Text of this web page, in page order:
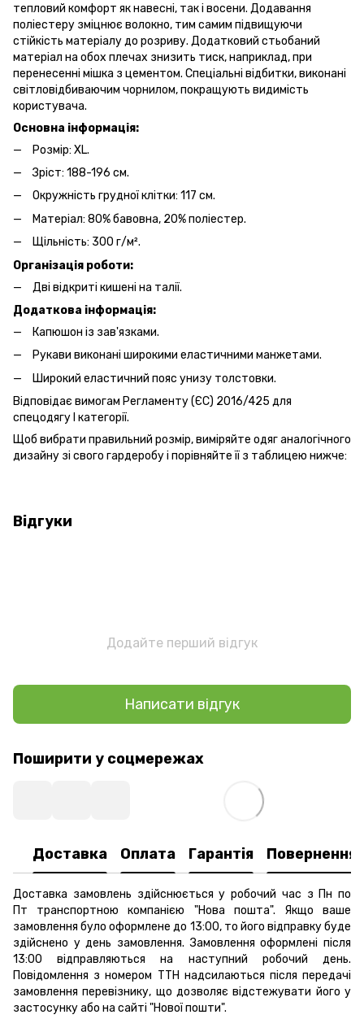
тепловий комфорт як навесні, так і восени. Додавання
поліестеру зміцнює волокно, тим самим підвищуючи
стійкість матеріалу до розриву. Додатковий стьобаний
матеріал на обох плечах знизить тиск, наприклад, при
перенесенні мішка з цементом. Спеціальні відбитки, виконані
світловідбиваючим чорнилом, покращують видимість
користувача.
Основна інформація:
Розмір: XL.
Зріст: 188-196 см.
Окружність грудної клітки: 117 см.
Матеріал: 80% бавовна, 20% поліестер.
Щільність: 300 г/м².
Організація роботи:
Дві відкриті кишені на талії.
Додаткова інформація:
Капюшон із зав'язками.
Рукави виконані широкими еластичними манжетами.
Широкий еластичний пояс унизу толстовки.
Відповідає вимогам Регламенту (ЄС) 2016/425 для
спецодягу І категорії.
Щоб вибрати правильний розмір, виміряйте одяг аналогічного
дизайну зі свого гардеробу і порівняйте її з таблицею нижче:
Відгуки
Додайте перший відгук
Написати відгук
Поширити у соцмережах
Доставка Оплата Гарантія Повернення
Доставка замовлень здійснюється у робочий час з Пн по
Пт транспортною компанією "Нова пошта". Якщо ваше
замовлення було оформлене до 13:00, то його відправку буде
здійснено у день замовлення. Замовлення оформлені після
13:00 відправляються на наступний робочий день.
Повідомлення з номером ТТН надсилаються після передачі
замовлення перевізнику, що дозволяє відстежувати його у
застосунку або на сайті "Нової пошти".